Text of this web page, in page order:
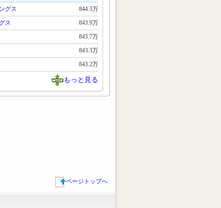
グス
844.3万
ス
843.9万
843.7万
843.3万
843.2万
もっと見る
ページトップへ